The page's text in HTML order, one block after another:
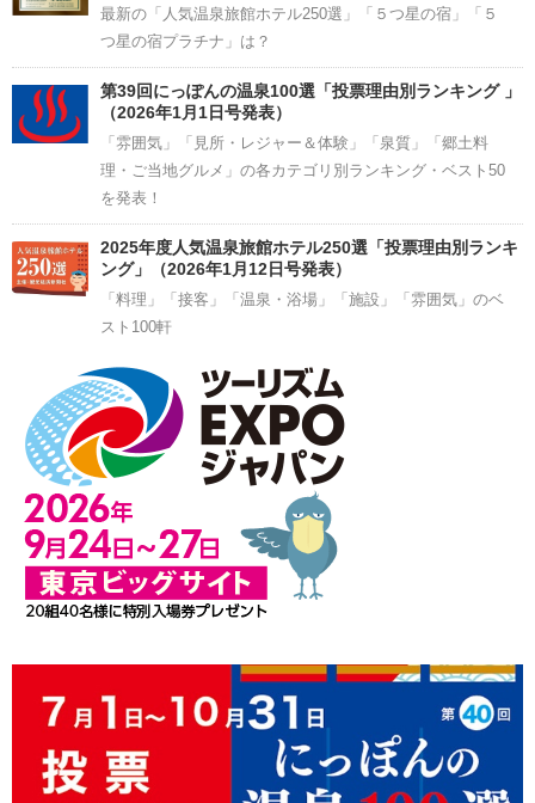
最新の「人気温泉旅館ホテル250選」「５つ星の宿」「５
つ星の宿プラチナ」は？
第39回にっぽんの温泉100選「投票理由別ランキング 」
（2026年1月1日号発表）
「雰囲気」「見所・レジャー＆体験」「泉質」「郷土料
理・ご当地グルメ」の各カテゴリ別ランキング・ベスト50
を発表！
2025年度人気温泉旅館ホテル250選「投票理由別ランキ
ング」（2026年1月12日号発表）
「料理」「接客」「温泉・浴場」「施設」「雰囲気」のベ
スト100軒